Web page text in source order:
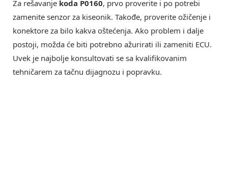
Za rešavanje koda P0160, prvo proverite i po potrebi
zamenite senzor za kiseonik. Takođe, proverite ožičenje i
konektore za bilo kakva oštećenja. Ako problem i dalje
postoji, možda će biti potrebno ažurirati ili zameniti ECU.
Uvek je najbolje konsultovati se sa kvalifikovanim
tehničarem za tačnu dijagnozu i popravku.